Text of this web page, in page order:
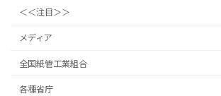
＜＜注目＞＞
メディア
全国紙管工業組合
各種省庁